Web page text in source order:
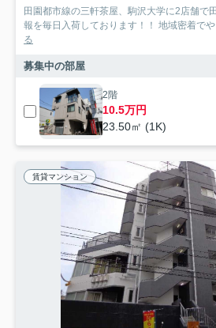
田園都市線の三軒茶屋、駒沢大学に2店舗で
報を毎日入荷しております！！ 地域密着で
る
募集中の部屋
2階
10.5万円
23.50㎡ (1K)
賃貸マンション